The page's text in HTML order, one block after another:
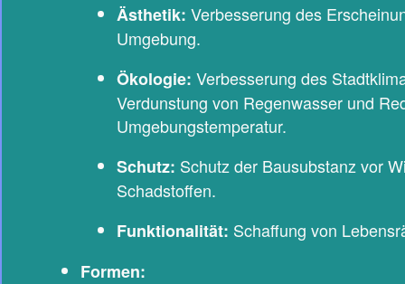
Ästhetik: Verbesserung des
Umgebung.
Ökologie: Verbesserung des
Verdunstung von Regenwasser und
Umgebungstemperatur.
Schutz: Schutz der Bausubstanz vor
Schadstoffen.
Funktionalität: Schaffung von
Formen: